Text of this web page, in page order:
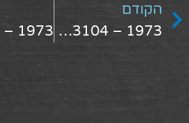
הקודם
1973 – 1493104